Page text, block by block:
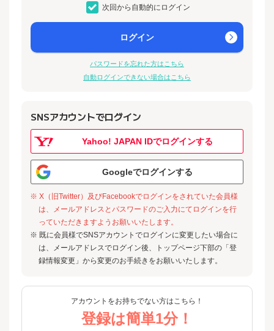
次回から自動的にログイン
ログイン
パスワードを忘れた方はこちら
自動ログインできない場合はこちら
SNSアカウントでログイン
Yahoo! JAPAN IDでログインする
Googleでログインする
※ X（旧Twitter）及びFacebookでログインをされていた会員様
は、メールアドレスとパスワードのご入力にてログインを行
っていただきますようお願いいたします。
※ 既に会員様でSNSアカウントでログインに変更したい場合に
は、メールアドレスでログイン後、トップページ下部の「登
録情報変更」から変更のお手続きをお願いいたします。
アカウントをお持ちでない方はこちら！
登録は簡単1分！